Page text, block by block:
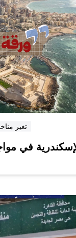
#تغير
في